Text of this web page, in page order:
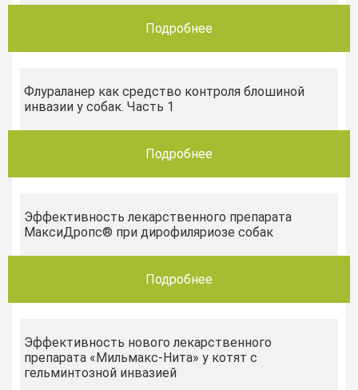
Подробнее
Флураланер как средство контроля блошиной
инвазии у собак. Часть 1
Подробнее
Эффективность лекарственного препарата
МаксиДропс® при дирофиляриозе собак
Подробнее
Эффективность нового лекарственного
препарата «Мильмакс-Нита» у котят с
гельминтозной инвазией